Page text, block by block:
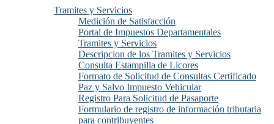
Tramites y Servicios
Medición de Satisfacción
Portal de Impuestos Departamentales
Tramites y Servicios
Descripcion de los Tramites y Servicios
Consulta Estampilla de Licores
Formato de Solicitud de Consultas Certificado
Paz y Salvo Impuesto Vehicular
Registro Para Solicitud de Pasaporte
Formulario de registro de información tributaria
para contribuyentes